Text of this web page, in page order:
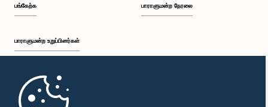
பங்கேற்க
பாராளுமன்ற உறுப்பினர்கள்
முதற்பக்கம்
பாராளுமன்ற நேரலை